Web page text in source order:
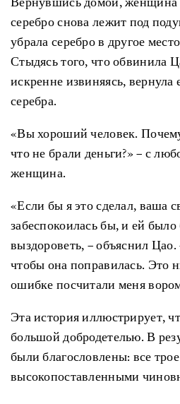
серебро снова лежит под
убрала серебро в другое
Стыдясь того, что обвинила
искренне извиняясь, вернула
серебра.
«Вы хороший человек.
что не брали деньги?» – с
женщина.
«Если бы я это сделал, ваша
забеспокоилась бы, и ей
выздороветь, – объяснил
чтобы она поправилась. Это
ошибке посчитали меня
Эта история иллюстрирует,
большой добродетелью. В
были благословлены: все
высокопоставленными